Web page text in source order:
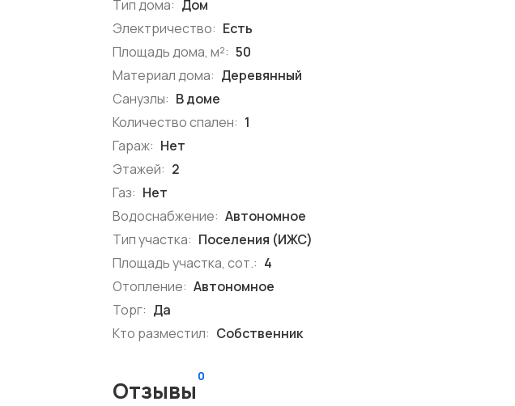
Тип дома: Дом
Электричество: Есть
Площадь дома, м²: 50
Материал дома: Деревянный
Санузлы: В доме
Количество спален: 1
Гараж: Нет
Этажей: 2
Газ: Нет
Водоснабжение: Автономное
Тип участка: Поселения (ИЖС)
Площадь участка, сот.: 4
Отопление: Автономное
Торг: Да
Кто разместил: Собственник
Отзывы
0